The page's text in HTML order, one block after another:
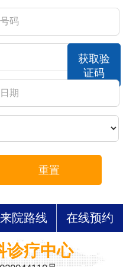
获取验
证码
重置
来院路线 在线预约
诊疗中心